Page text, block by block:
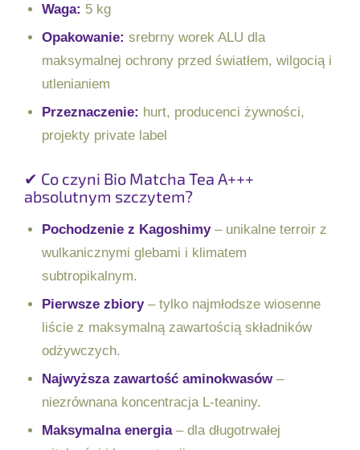
Waga: 5 kg
Opakowanie: srebrny worek ALU dla
maksymalnej ochrony przed światłem, wilgocią i
utlenianiem
Przeznaczenie: hurt, producenci żywności,
projekty private label
✔ Co czyni Bio Matcha Tea A+++
absolutnym szczytem?
Pochodzenie z Kagoshimy– unikalne terroir z
wulkanicznymi glebami i klimatem
subtropikalnym.
Pierwsze zbiory– tylko najmłodsze wiosenne
liście z maksymalną zawartością składników
odżywczych.
Najwyższa zawartość aminokwasów–
niezrównana koncentracja L-teaniny.
Maksymalna energia– dla długotrwałej